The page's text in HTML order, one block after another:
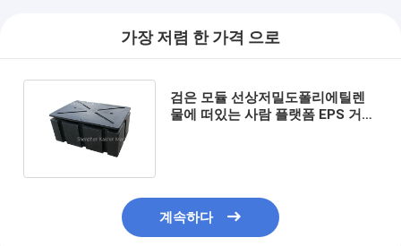
가장 저렴 한 가격 으로
검은 모듈 선상저밀도폴리에틸렌
물에 떠있는 사람 플랫폼 EPS 거품
계속하다